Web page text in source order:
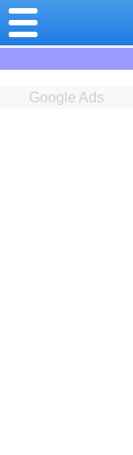
Google Ads